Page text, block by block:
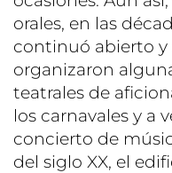
orales, en las
continuó abierto y
organizaron
teatrales de
los carnavales y a
concierto de
del siglo XX, el